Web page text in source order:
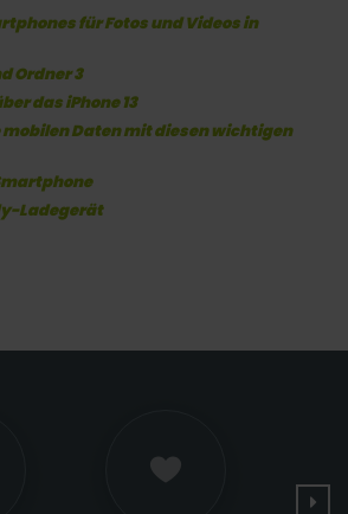
für Fotos und Videos in
Ordner 3
das iPhone 13
mobilen Daten mit diesen wichtigen
Ladegerät